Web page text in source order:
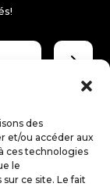
des
et/ou accéder aux
ces technologies
le
ce site. Le fait
ES